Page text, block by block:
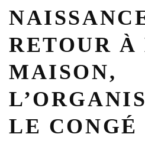
RETOUR À
MAISON,
LE CONGÉ